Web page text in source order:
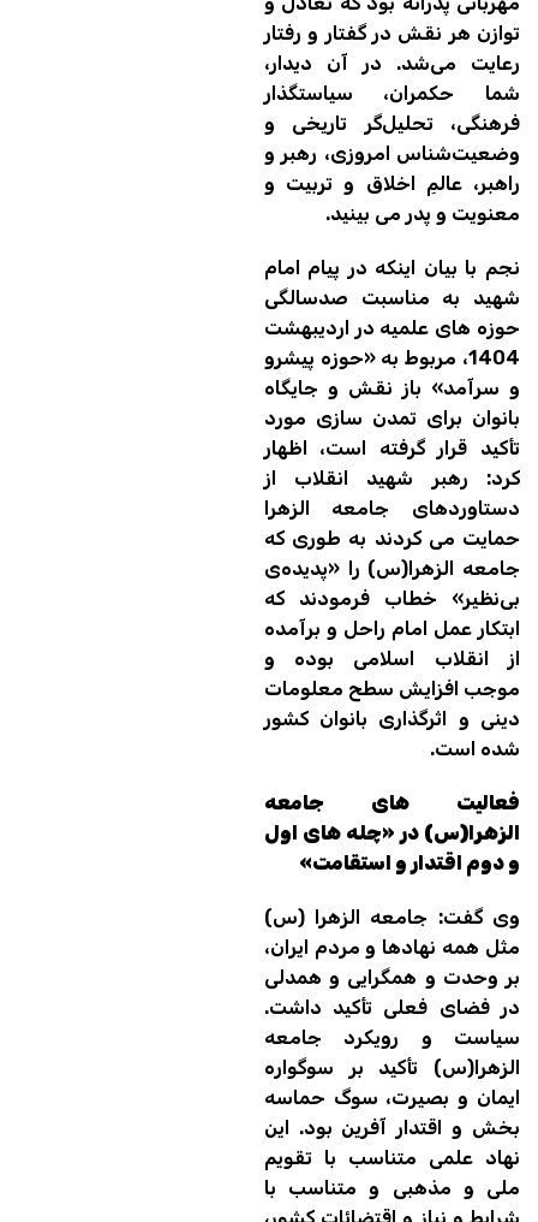
توازن هر نقش در گفتار و رفتار
رعایت می‌شد. در آن دیدار،
شما حکمران، سیاستگذار
فرهنگی، تحلیل‌گر تاریخی و
وضعیت‌شناس امروزی، رهبر و
راهبر، عالمِ اخلاق و تربیت و
معنویت و پدر می بینید.
نجم با بیان اینکه در پیام امام
شهید به مناسبت صدسالگی
حوزه های علمیه در اردیبهشت
1404، مربوط به «حوزه پیشرو
و سرآمد» باز نقش و جایگاه
بانوان برای تمدن سازی مورد
تأکید قرار گرفته است، اظهار
کرد: رهبر شهید انقلاب از
دستاوردهای جامعه الزهرا
حمایت می کردند به طوری که
جامعه الزهرا(س) را «پدیده‌ی
بی‌نظیر» خطاب فرمودند که
ابتکار عمل امام راحل و برآمده
از انقلاب اسلامی بوده و
موجب افزایش سطح معلومات
دینی و اثرگذاری بانوان کشور
شده است.
فعالیت های جامعه
الزهرا(س) در «چله های اول
و دوم اقتدار و استقامت»
وی گفت: جامعه الزهرا (س)
مثل همه نهادها و مردم ایران،
بر وحدت و همگرایی و همدلی
در فضای فعلی تأکید داشت.
سیاست و رویکرد جامعه
الزهرا(س) تأکید بر سوگواره
ایمان و بصیرت، سوگ حماسه
بخش و اقتدار آفرین بود. این
نهاد علمی متناسب با تقویم
ملی و مذهبی و متناسب با